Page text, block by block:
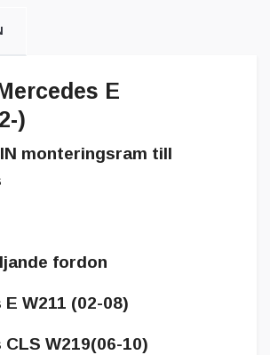
E
)
monteringsram till
fordon
W211 (02-08)
W219(06-10)